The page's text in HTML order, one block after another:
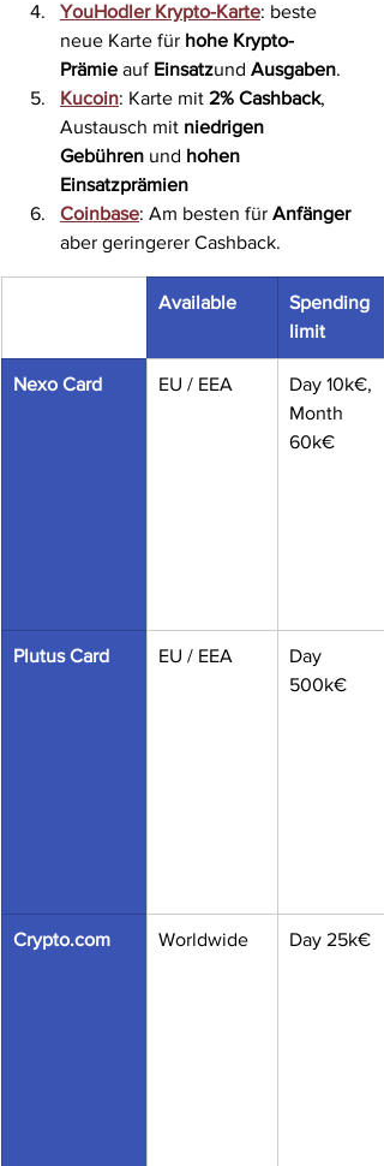
YouHodler Krypto-Karte: beste
neue Karte für hohe Krypto-
Prämie auf Einsatzund Ausgaben.
Kucoin: Karte mit 2% Cashback,
Austausch mit niedrigen
Gebühren und hohen
Einsatzprämien
Coinbase: Am besten für Anfänger
aber geringerer Cashback.
Available
Spending
limit
Nexo Card EU / EEA
Day 10k€,
Month
60k€
Plutus Card EU / EEA
Day
500k€
Crypto.com Worldwide Day 25k€